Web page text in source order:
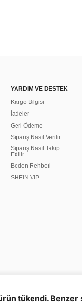
YARDIM VE DESTEK
Kargo Bilgisi
İadeler
Geri Ödeme
Sipariş Nasıl Verilir
Sipariş Nasıl Takip
Edilir
Beden Rehberi
SHEIN VIP
Reklam Seçenekleri
tükendi.